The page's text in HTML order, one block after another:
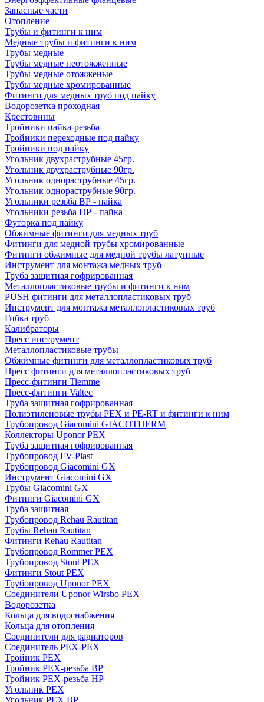
Запасные части
Отопление
Трубы и фитинги к ним
Медные трубы и фитинги к ним
Трубы медные
Трубы медные неотожженные
Трубы медные отожженые
Трубы медные хромированные
Фитинги для медных труб под пайку
Водорозетка проходная
Крестовины
Тройники пайка-резьба
Тройники переходные под пайку
Тройники под пайку
Угольник двухраструбные 45гр.
Угольник двухраструбные 90гр.
Угольник однораструбные 45гр.
Угольник однораструбные 90гр.
Угольники резьба ВР - пайка
Угольники резьба НР - пайка
Футорка под пайку
Обжимные фитинги для медных труб
Фитинги для медной трубы хромированные
Фитинги обжимные для медной трубы латунные
Инструмент для монтажа медных труб
Труба защитная гофрированная
Металлопластиковые трубы и фитинги к ним
PUSH фитинги для металлопластиковых труб
Инструмент для монтажа металлопластиковых труб
Гибка труб
Калибраторы
Пресс инструмент
Металлопластиковые трубы
Обжимные фитинги для металлопластиковых труб
Пресс фитинги для металлопластиковых труб
Пресс-фитинги Tiemme
Пресс-фитинги Valtec
Труба защитная гофрированная
Полиэтиленовые трубы PEX и PE-RT и фитинги к ним
Трубопровод Giacomini GIACOTHERM
Коллекторы Uponor PEX
Труба защитная гофрированная
Трубопровод FV-Plast
Трубопровод Giacomini GX
Инструмент Giacomini GX
Трубы Giacomini GX
Фитинги Giacomini GX
Труба защитная
Трубопровод Rehau Rautitan
Трубы Rehau Rautitan
Фитинги Rehau Rautitan
Трубопровод Rommer PEX
Трубопровод Stout PEX
Фитинги Stout PEX
Трубопровод Uponor PEX
Соединители Uponor Wirsbo PEX
Водорозетка
Кольца для водоснабжения
Кольца для отопления
Соединители для радиаторов
Соединитель PEX-PEX
Тройник PEX
Тройник PEX-резьба ВР
Тройник PEX-резьба НР
Угольник PEX
Угольник PEX ВР